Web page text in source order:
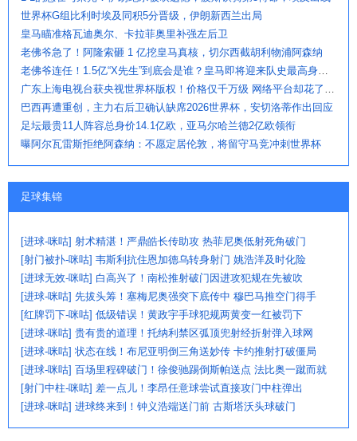
世界杯G组比利时埃及同积5分晋级，伊朗新西兰出局
皇马瞄准格瓦迪奥尔、卡拉菲奥里补强左后卫
老佛爷急了！阿隆索砸 1 亿挖皇马真核，切尔西截胡利物浦阿森纳
巴西再遭重创，主力右后卫确认缺席2026世界杯，安切洛蒂作出回应
足坛最贵11人阵容总身价14.1亿欧，亚马尔哈兰德2亿欧领衔
曝阿尔瓦雷斯拒绝阿森纳：不愿定居伦敦，将留守马竞冲刺世界杯
足球集锦
[进球-咪咕] 射术精湛！严鼎皓长传助攻 热菲尼奥低射死角破门
[射门被扑-咪咕] 韦斯利抗住恩加德乌转身射门 姚浩洋及时化险
[进球无效-咪咕] 白高兴了！南松推射破门因进攻犯规在先被吹
[进球-咪咕] 先拔头筹！塞梅尼奥强突下底传中 穆巴马推空门得手
[红牌罚下-咪咕] 低级错误！黄政宇手球犯规两黄变一红被罚下
[进球-咪咕] 贵有贵的道理！托纳利禁区弧顶兜射经折射弹入球网
[进球-咪咕] 状态在线！布尼亚明倒三角送妙传 卡约推射打破僵局
[进球-咪咕] 百场里程碑破门！徐俊驰踢倒斯帕送点 法比奥一蹴而就
[射门中柱-咪咕] 差一点儿！李昂任意球尝试直接攻门中柱弹出
[进球-咪咕] 进球终来到！钟义浩端送门前 古斯塔沃头球破门